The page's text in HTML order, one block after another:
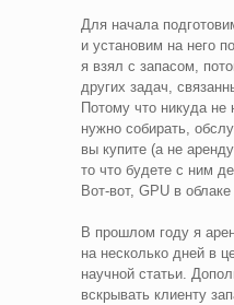
Для начала
и установим на него
я взял с запасом,
других задач,
Потому что никуда не
нужно собирать,
вы купите (а не
то что будете с ним
Вот-вот, GPU в
В прошлом году я
на несколько дней в
научной статьи.
вскрывать клиенту